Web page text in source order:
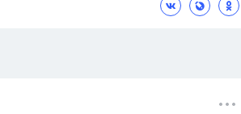
Красота, Воспитание